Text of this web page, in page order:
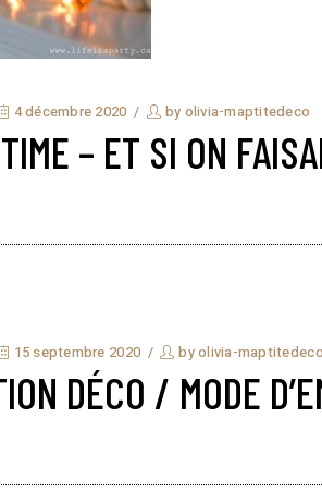
4 décembre 2020 by olivia-maptitedeco
– ET SI ON
15 septembre 2020 byolivia-maptitedeco
DÉCO / MODE